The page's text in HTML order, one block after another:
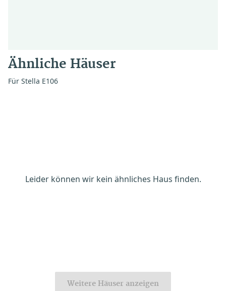
Ähnliche Häuser
Für Stella E106
Leider können wir kein ähnliches Haus finden.
Weitere Häuser anzeigen